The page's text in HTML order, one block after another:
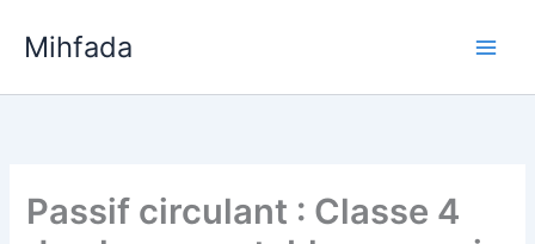
Mihfada
Passif circulant : Classe 4